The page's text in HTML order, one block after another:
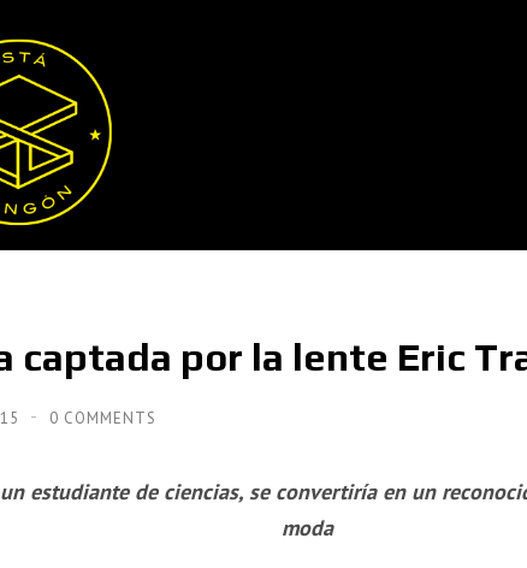
captada por la lente Eric
0 COMMENTS
estudiante de ciencias, se convertiría en un
moda